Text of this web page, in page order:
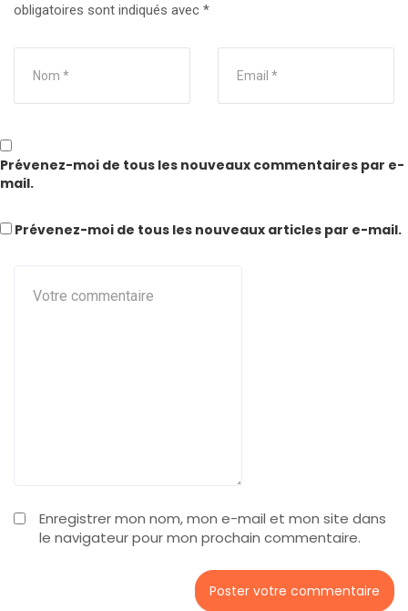
obligatoires sont indiqués avec *
Enregistrer mon nom, mon e-mail et mon site dans
le navigateur pour mon prochain commentaire.
Prévenez-moi de tous les nouveaux commentaires par e-
mail.
Prévenez-moi de tous les nouveaux articles par e-mail.